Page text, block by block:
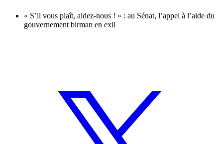
« S’il vous plaît, aidez-nous ! » : au Sénat, l’appel à l’aide du
gouvernement birman en exil